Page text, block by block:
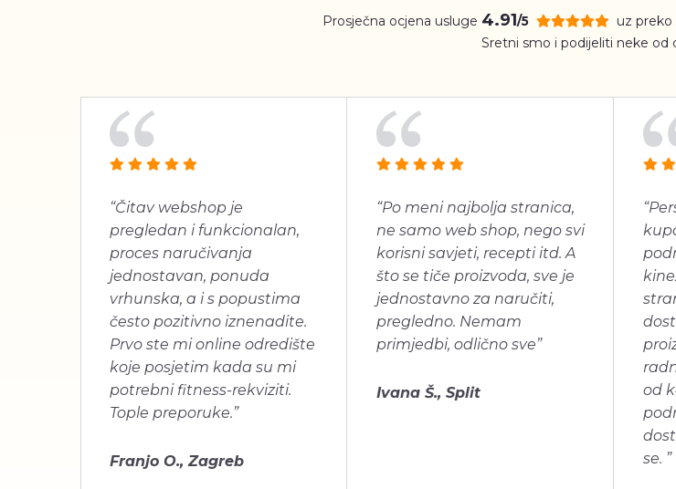
Prosječna ocjena usluge 4.91/5
uz
Sretni smo i podijeliti neke od
“Čitav webshop je
pregledan i funkcionalan,
proces naručivanja
jednostavan, ponuda
vrhunska, a i s popustima
često pozitivno iznenadite.
Prvo ste mi online odredište
koje posjetim kada su mi
potrebni fitness-rekviziti.
Tople preporuke.”
Franjo O., Zagreb
“Po meni najbolja stranica,
ne samo web shop, nego svi
korisni savjeti, recepti itd. A
što se tiče proizvoda, sve je
jednostavno za naručiti,
pregledno. Nemam
primjedbi, odlično sve”
Ivana Š., Split
od
se. ”